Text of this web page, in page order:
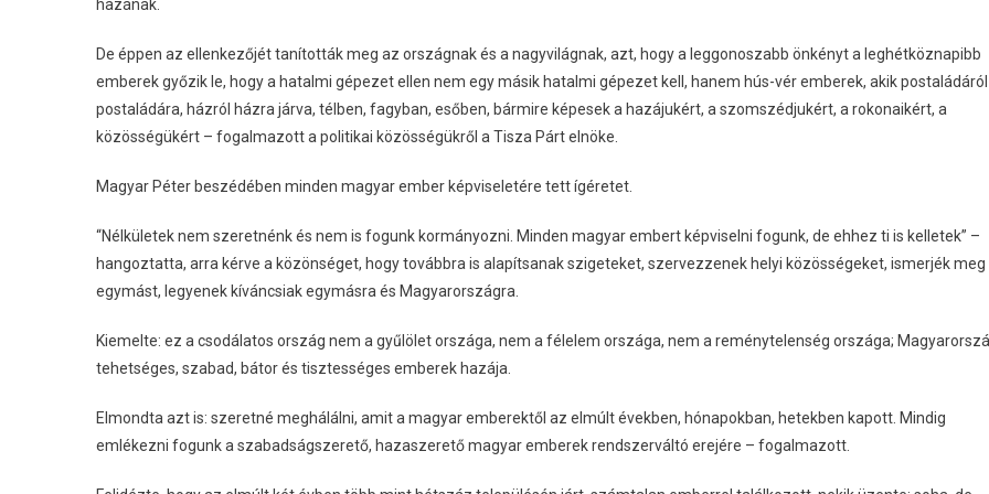
hazának.
De éppen az ellenkezőjét tanították meg az országnak és a nagyvilágnak, azt, hogy a leggonoszabb önkényt a leghétköznapibb
emberek győzik le, hogy a hatalmi gépezet ellen nem egy másik hatalmi gépezet kell, hanem hús-vér emberek, akik postaládáról
postaládára, házról házra járva, télben, fagyban, esőben, bármire képesek a hazájukért, a szomszédjukért, a rokonaikért, a
közösségükért – fogalmazott a politikai közösségükről a Tisza Párt elnöke.
Magyar Péter beszédében minden magyar ember képviseletére tett ígéretet.
“Nélkületek nem szeretnénk és nem is fogunk kormányozni. Minden magyar embert képviselni fogunk, de ehhez ti is kelletek” –
hangoztatta, arra kérve a közönséget, hogy továbbra is alapítsanak szigeteket, szervezzenek helyi közösségeket, ismerjék meg
egymást, legyenek kíváncsiak egymásra és Magyarországra.
Kiemelte: ez a csodálatos ország nem a gyűlölet országa, nem a félelem országa, nem a reménytelenség országa;
tehetséges, szabad, bátor és tisztességes emberek hazája.
Elmondta azt is: szeretné meghálálni, amit a magyar emberektől az elmúlt években, hónapokban, hetekben kapott. Mindig
emlékezni fogunk a szabadságszerető, hazaszerető magyar emberek rendszerváltó erejére – fogalmazott.